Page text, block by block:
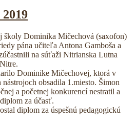
školy Dominika Mičechová (saxofon)
pána učiteľa Antona Gamboša a
na súťaži Nitrianska Lutna
Dominike Mičechovej, ktorá v
obsadila 1.miesto. Šimon
a početnej konkurencí nestratil a
za účasť.
diplom za úspešnú pedagogickú